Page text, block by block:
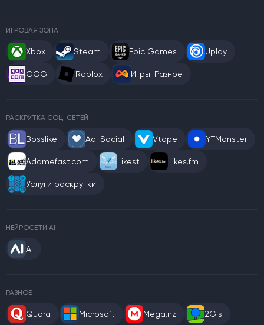
ИГРОВАЯ ЗОНА
Xbox Steam Epic Games Uplay
GOG Roblox Игры: Разное
РАСКРУТКА СОЦ. СЕТЕЙ
Bosslike Ad-Social Vtope YTMonster
Addmefast.com Likest Likes.fm
Услуги раскрутки
НЕЙРОСЕТИ AI
AI
РАЗНОЕ
Quora Microsoft Mega.nz 2Gis